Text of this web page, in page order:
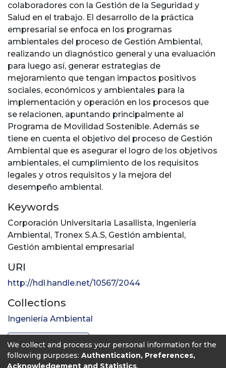
colaboradores con la Gestión de la Seguridad y
Salud en el trabajo. El desarrollo de la práctica
empresarial se enfoca en los programas
ambientales del proceso de Gestión Ambiental,
realizando un diagnóstico general y una evaluación
para luego así, generar estrategias de
mejoramiento que tengan impactos positivos
sociales, económicos y ambientales para la
implementación y operación en los procesos que
se relacionen, apuntando principalmente al
Programa de Movilidad Sostenible. Además se
tiene en cuenta el objetivo del proceso de Gestión
Ambiental que es asegurar el logro de los objetivos
ambientales, el cumplimiento de los requisitos
legales y otros requisitos y la mejora del
desempeño ambiental.
Keywords
Corporación Universitaria Lasallista, Ingeniería
Ambiental, Tronex S.A.S, Gestión ambiental,
Gestión ambiental empresarial
URI
http://hdl.handle.net/10567/2044
Collections
Ingeniería Ambiental
Full item page
We collect and process your personal information for the
following purposes: Authentication, Preferences,
Acknowledgement and Statistics.